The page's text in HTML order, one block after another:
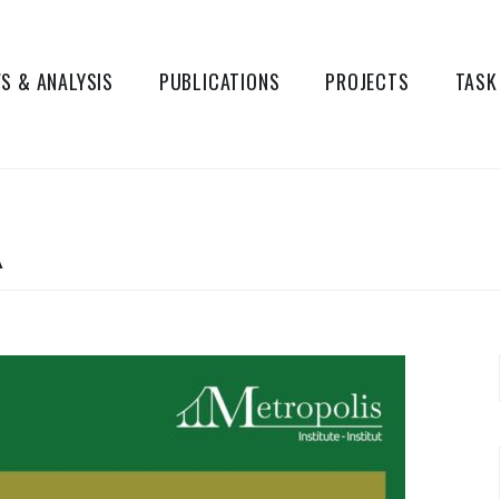
& ANALYSIS PUBLICATIONS PROJECTS